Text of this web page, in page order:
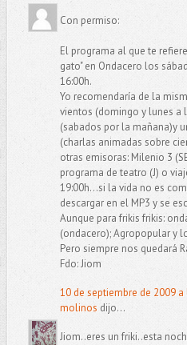
Con permiso:
El programa al que te
gato" en Ondacero los
16:00h.
Yo recomendaría de la
vientos (domingo y lunes a
(sabados por la mañana)y
(charlas animadas sobre
otras emisoras: Milenio 3
programa de teatro (J) o
19:00h...si la vida no es
descargar en el MP3 y se
Aunque para frikis frikis:
(ondacero); Agropopular y
Pero siempre nos quedará
Fdo: Jiom
10 de septiembre de 2009 a
molinos dijo...
Jiom..eres un friki..esta